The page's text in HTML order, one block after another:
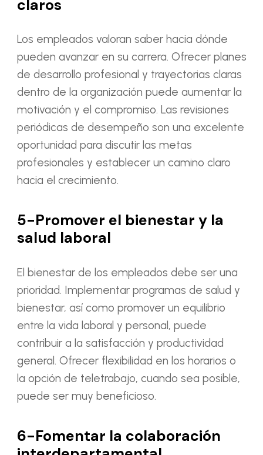
claros
Los empleados valoran saber hacia dónde
pueden avanzar en su carrera. Ofrecer planes
de desarrollo profesional y trayectorias claras
dentro de la organización puede aumentar la
motivación y el compromiso. Las revisiones
periódicas de desempeño son una excelente
oportunidad para discutir las metas
profesionales y establecer un camino claro
hacia el crecimiento.
5-Promover el bienestar y la
salud laboral
El bienestar de los empleados debe ser una
prioridad. Implementar programas de salud y
bienestar, así como promover un equilibrio
entre la vida laboral y personal, puede
contribuir a la satisfacción y productividad
general. Ofrecer flexibilidad en los horarios o
la opción de teletrabajo, cuando sea posible,
puede ser muy beneficioso.
6-Fomentar la colaboración